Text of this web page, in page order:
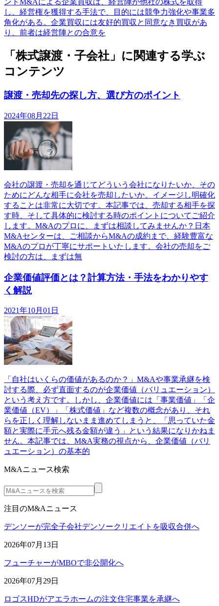
ントM&Aによる企業買収は、経営陣が他社の株式を取得
し、経営権を獲得する手法で、目的には競争力強化や事業多
角化がある。企業買収には友好的買収と同意なき買収があ
り、前者は経営陣との合意を
「株式譲渡・子会社」に関連する学ぶ
コンテンツ
譲渡・売却先の探し方、選び方のポイント
2024年08月22日
会社の譲渡・売却を通じてどういう会社になりたいか、その
ためにどんな相手に会社を売却したいか、イメージし明確化
することは非常に大切です。本記事では、売却する相手を探
す時、そして具体的に検討する時のポイントについてご紹介
します。M&Aのプロに、まずは相談してみませんか？日本
M&Aセンターは、ご相談からM&Aの成約まで、経験豊富な
M&Aのプロが丁寧にサポートいたします。会社の売却をご
検討の方は、まずは無
企業価値評価とは？計算方法・手法をわかりやす
く解説
2021年10月01日
「自社はいくらの価値があるのか？」M&Aや事業承継を検
討する際、必ず直面するのが企業価値（バリュエーション）
という考え方です。しかし、企業価値には「事業価値」「企
業価値（EV）」「株式価値」など複数の概念があり、それ
らを正しく理解しないまま進めてしまうと、「思っていた金
額と実際に手元へ残る金額が違う」という結果になりかねま
せん。本記事では、M&A実務の視点から、企業価値（バリ
ュエーション）の基本的
M&Aニュース検索
注目のM&Aニュース
デンソーが完全子会社デンソークリエイトを吸収合併へ
2026年07月13日
フューチャーがMBOで非公開化へ
2026年07月29日
ロゴスHDがアエラホームの注文住宅事業を承継へ